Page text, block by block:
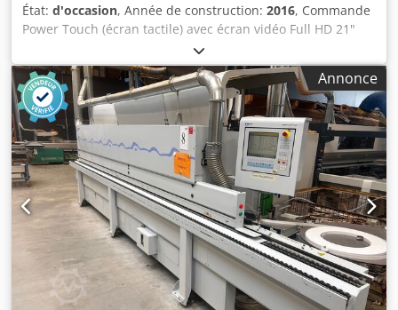
État: d'occasion, Année de construction: 2016, Commande
Power Touch (écran tactile) avec écran vidéo Full HD 21"
Hauteur du panneau : 60 mm PVC/ABS : 3 mm Bois massif
jusqu’à 12 mm Vitesse d’avance jusqu’à 20 m/min Hauteur
de travail réglable électroniquement par commande
numérique Guide support panneau avec routines de
ralenti Convoyeur latéral à rouleaux avec roues de ralenti
Groupe antiadhésif Groupe redresseur à deux moteurs
Plaque porte-rouleau Groupe d’encollage pour colle EVA
avec pré-fusion et bac à colle Groupe de pression des
chants sur profilés droits avec rouleaux de pression
réglables automatiquement par commande numérique
Groupe de coupe en bout avec réglage automatique de
l’inclinaison Groupe de chanfreinage à deux moteurs avec
réglage Groupe d’arrondi multifonction à deux moteurs
(chanfreinage + arrondi) Groupe de raclage des chants
Annonce